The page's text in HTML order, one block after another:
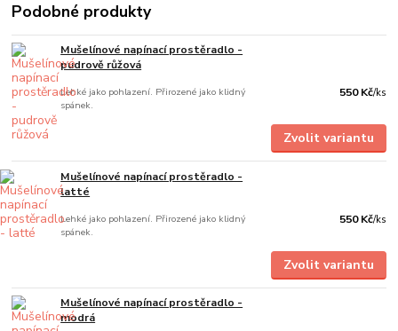
Podobné produkty
Mušelínové napínací prostěradlo -
pudrově růžová
Lehké jako pohlazení. Přirozené jako klidný
spánek.
550 Kč/ks
Zvolit variantu
Mušelínové napínací prostěradlo -
latté
Lehké jako pohlazení. Přirozené jako klidný
spánek.
550 Kč/ks
Zvolit variantu
Mušelínové napínací prostěradlo -
modrá